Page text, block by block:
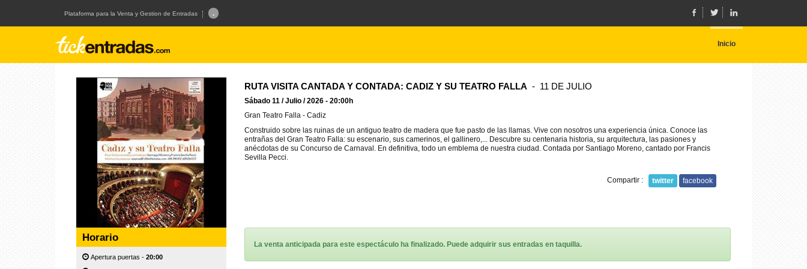
Plataforma para la Venta y Gestion de Entradas .
Inicio
RUTA VISITA CANTADA Y CONTADA: CADIZ Y SU TEATRO FALLA - 11 DE JULIO
Sábado 11 / Julio / 2026 - 20:00h
Gran Teatro Falla - Cadiz
Construido sobre las ruinas de un antiguo teatro de madera que fue pasto de las llamas. Vive con nosotros una experiencia única. Conoce las
entrañas del Gran Teatro Falla: su escenario, sus camerinos, el gallinero,... Descubre su centenaria historia, su arquitectura, las pasiones y
anécdotas de su Concurso de Carnaval. En definitiva, todo un emblema de nuestra ciudad. Contada por Santiago Moreno, cantado por Francis
Sevilla Pecci.
Compartir : twitter facebook
Horario
Apertura puertas -20:00
La venta anticipada para este espectáculo ha finalizado. Puede adquirir sus entradas en taquilla.